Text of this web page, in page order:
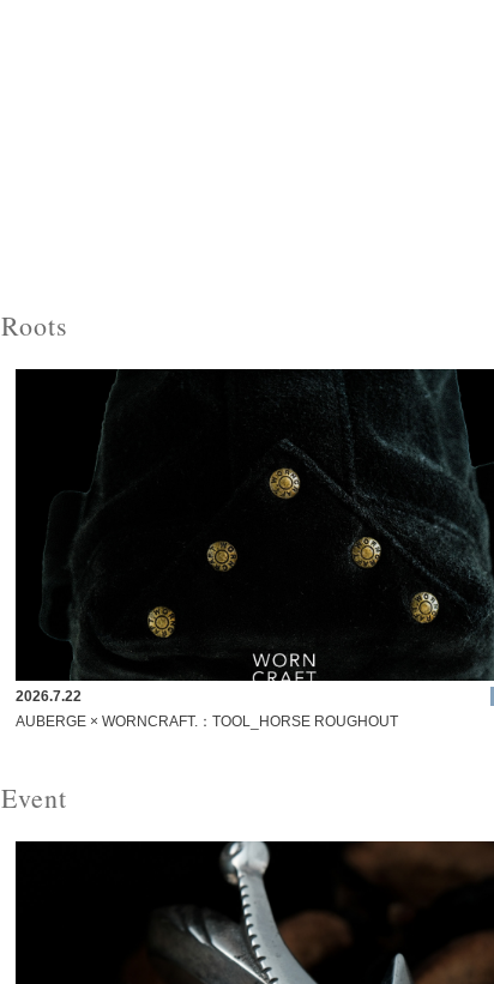
Roots
2026.7.22
AUBERGE × WORNCRAFT.：TOOL_HORSE ROUGHOUT
Event